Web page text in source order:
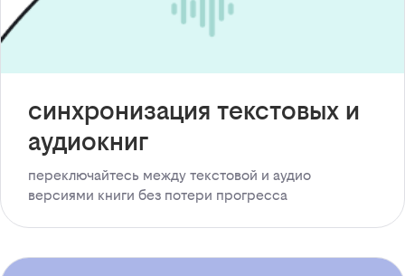
синхронизация текстовых и
аудиокниг
переключайтесь между текстовой и аудио
версиями книги без потери прогресса